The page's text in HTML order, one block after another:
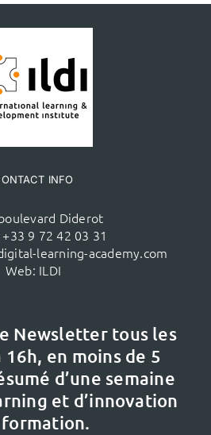
INFO
Diderot
+33 9 72 42 03 31
learning-academy.com
Web: ILDI
Newsletter tous les
16h, en moins de 5
d’une semaine
et d’innovation